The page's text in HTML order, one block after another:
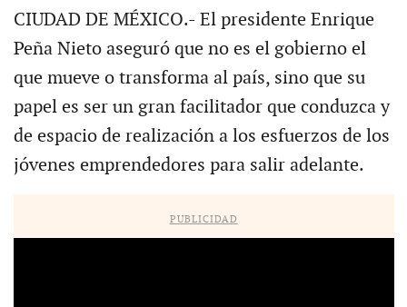
CIUDAD DE MÉXICO.- El presidente Enrique
Peña Nieto aseguró que no es el gobierno el
que mueve o transforma al país, sino que su
papel es ser un gran facilitador que conduzca y
de espacio de realización a los esfuerzos de los
jóvenes emprendedores para salir adelante.
PUBLICIDAD